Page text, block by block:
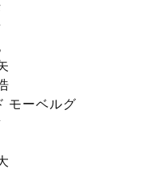
モーベルグ